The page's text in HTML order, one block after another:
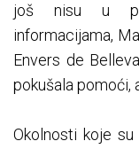
još nisu u
informacijama,
Envers de
pokušala pomoći,
Okolnosti koje